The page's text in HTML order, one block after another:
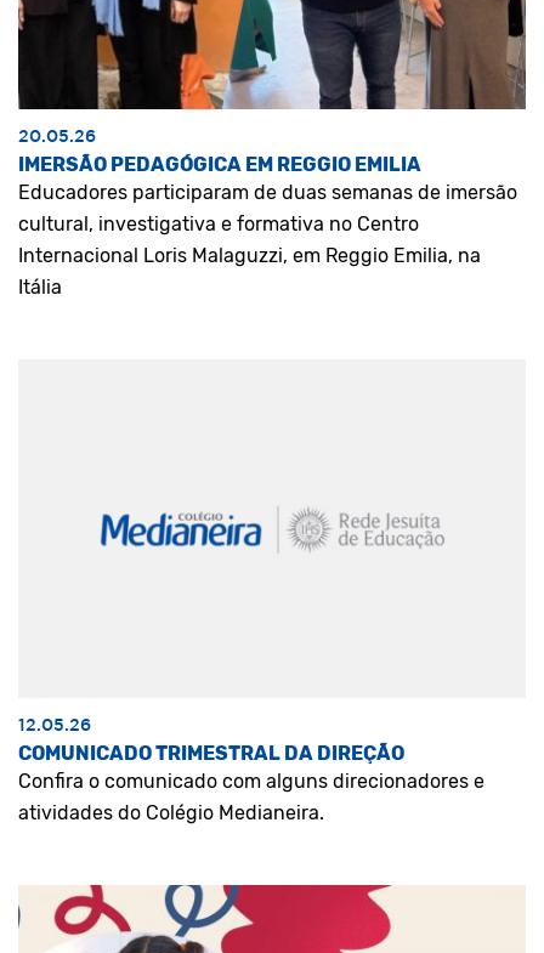
20.05.26
IMERSÃO PEDAGÓGICA EM REGGIO EMILIA
Educadores participaram de duas semanas de imersão
cultural, investigativa e formativa no Centro
Internacional Loris Malaguzzi, em Reggio Emilia, na
Itália
12.05.26
COMUNICADO TRIMESTRAL DA DIREÇÃO
Confira o comunicado com alguns direcionadores e
atividades do Colégio Medianeira.